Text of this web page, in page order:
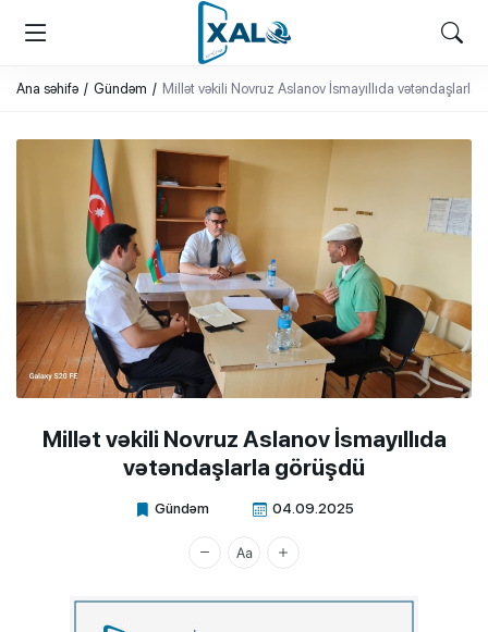
XALQ.ONLINE
ONLAYN PLATFORMA
Ana səhifə Gündəm Millət vəkili Novruz Aslanov İsmayıllıda vətəndaşlarla
Millət vəkili Novruz Aslanov İsmayıllıda
vətəndaşlarla görüşdü
Gündəm 04.09.2025
Xalq.Online